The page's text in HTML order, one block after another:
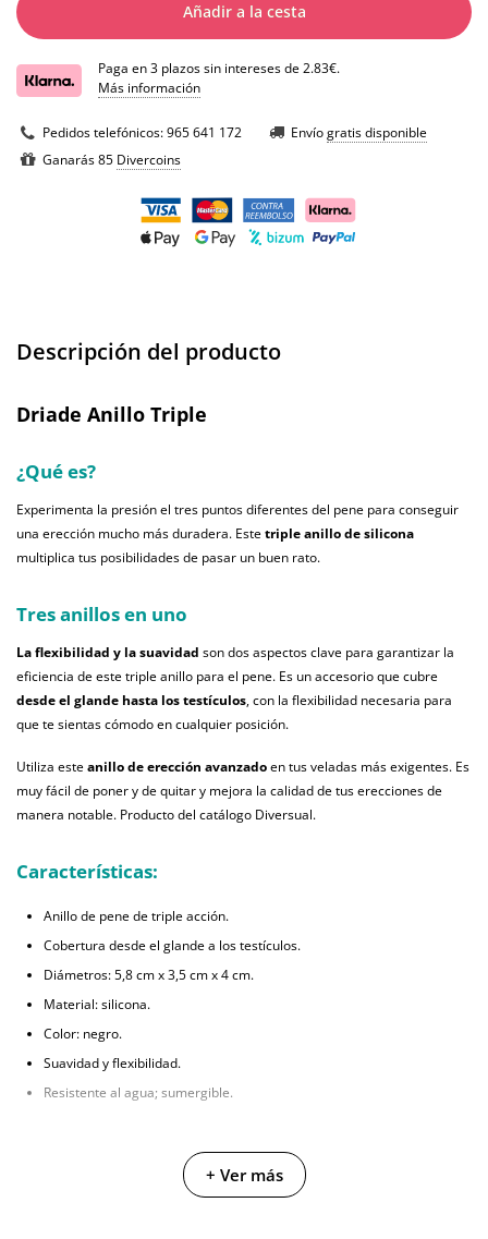
Añadir a la cesta
Paga en 3 plazos sin intereses de 2.83€.
Más información
Pedidos telefónicos:965 641 172 Envíogratis disponible
Ganarás 85 Divercoins
Descripción del producto
Driade Anillo Triple
¿Qué es?
Experimenta la presión el tres puntos diferentes del pene para conseguir
una erección mucho más duradera. Estetriple anillo de silicona
multiplica tus posibilidades de pasar un buen rato.
Tres anillos en uno
La flexibilidad y la suavidad son dos aspectos clave para garantizar la
eficiencia de este triple anillo para el pene. Es un accesorio que cubre
desde el glande hasta los testículos, con la flexibilidad necesaria para
que te sientas cómodo en cualquier posición.
Utiliza esteanillo de erección avanzadoen tus veladas más exigentes. Es
muy fácil de poner y de quitar y mejora la calidad de tus erecciones de
manera notable. Producto del catálogo Diversual.
Características:
Anillo de pene de triple acción.
Cobertura desde el glande a los testículos.
Diámetros: 5,8 cm x 3,5 cm x 4 cm.
Material: silicona.
Color: negro.
Suavidad y flexibilidad.
Resistente al agua; sumergible.
+ Ver más